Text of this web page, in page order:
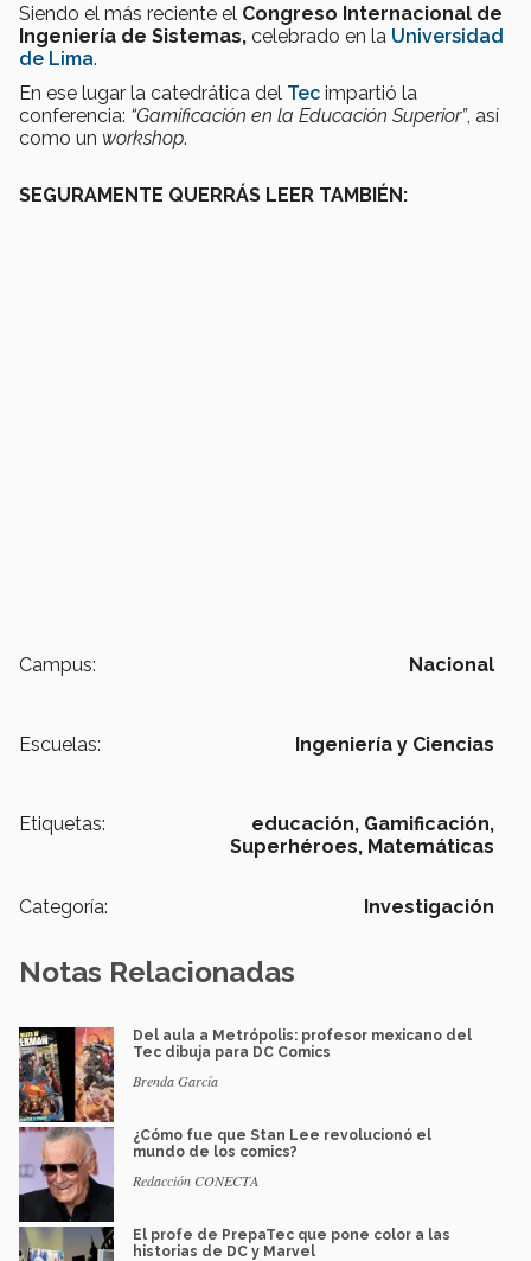
Siendo el más reciente el Congreso Internacional de
Ingeniería de Sistemas, celebrado en la Universidad
de Lima.
En ese lugar la catedrática del Tec impartió la
conferencia: “Gamificación en la Educación Superior”, así
como un workshop.
SEGURAMENTE QUERRÁS LEER TAMBIÉN:
Campus: Nacional
Escuelas: Ingeniería y Ciencias
Etiquetas: educación, Gamificación,
Superhéroes, Matemáticas
Categoría: Investigación
Notas Relacionadas
Del aula a Metrópolis: profesor mexicano del
Tec dibuja para DC Comics
Brenda García
¿Cómo fue que Stan Lee revolucionó el
mundo de los comics?
Redacción CONECTA
El profe de PrepaTec que pone color a las
historias de DC y Marvel